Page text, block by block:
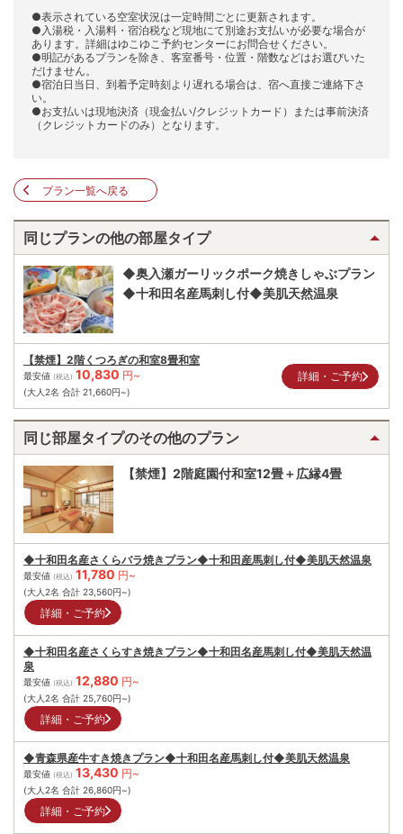
●表示されている空室状況は一定時間ごとに更新されます。
●入湯税・入湯料・宿泊税など現地にて別途お支払いが必要な場合が
あります。詳細はゆこゆこ予約センターにお問合せください。
●明記があるプランを除き、客室番号・位置・階数などはお選びいた
だけません。
●宿泊日当日、到着予定時刻より遅れる場合は、宿へ直接ご連絡下さ
い。
●お支払いは現地決済（現金払い/クレジットカード）または事前決済
（クレジットカードのみ）となります。
プラン一覧へ戻る
同じプランの他の部屋タイプ
◆奥入瀬ガーリックポーク焼きしゃぶプラン
◆十和田名産馬刺し付◆美肌天然温泉
【禁煙】2階くつろぎの和室8畳和室
最安値 (税込) 10,830 円~
(大人2名 合計 21,660円~)
詳細・ご予約
同じ部屋タイプのその他のプラン
【禁煙】2階庭園付和室12畳＋広縁4畳
◆十和田名産さくらバラ焼きプラン◆十和田産馬刺し付◆美肌天然温泉
最安値 (税込) 11,780 円~
(大人2名 合計 23,560円~)
詳細・ご予約
◆十和田名産さくらすき焼きプラン◆十和田名産馬刺し付◆美肌天然温
泉
最安値 (税込) 12,880 円~
(大人2名 合計 25,760円~)
詳細・ご予約
◆青森県産牛すき焼きプラン◆十和田名産馬刺し付◆美肌天然温泉
最安値 (税込) 13,430 円~
(大人2名 合計 26,860円~)
詳細・ご予約